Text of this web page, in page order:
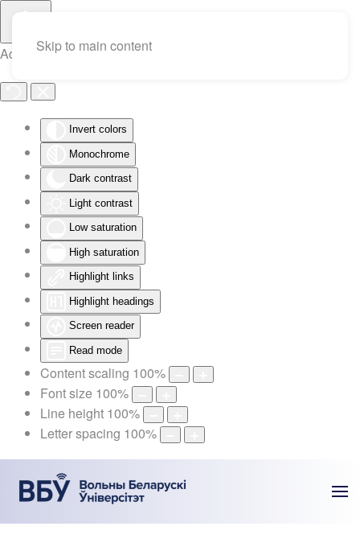
Accessibility Tools
Invert colors
Monochrome
Dark contrast
Light contrast
Low saturation
High saturation
Highlight links
Highlight headings
Screen reader
Read mode
Content scaling 100%
Font size 100%
Line height 100%
Letter spacing 100%
Skip to main content